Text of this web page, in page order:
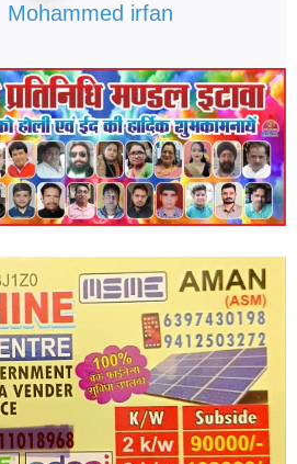
Mohammed irfan